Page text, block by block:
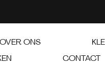
OVER ONS
CONTACT